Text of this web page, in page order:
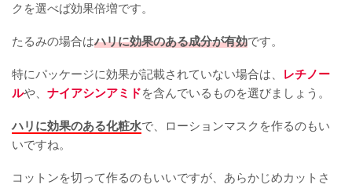
クを選べば効果倍増です。
たるみの場合はハリに効果のある成分が有効です。
特にパッケージに効果が記載されていない場合は、
レチノー
ルや、 ナイアシンアミドを含んでいるものを選びましょう。
ハリに効果のある化粧水で、ローションマスクを作るのもい
いですね。
コットンを切って作るのもいいですが、あらかじめカットさ